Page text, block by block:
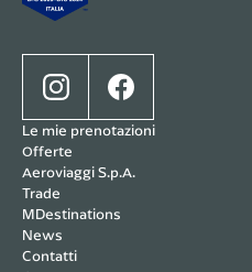
Le mie prenotazioni
Offerte
Aeroviaggi S.p.A.
Trade
MDestinations
News
Contatti